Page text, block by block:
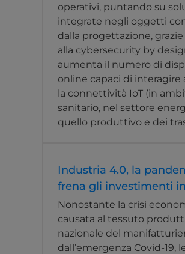
operativi, puntando su
integrate negli oggetti
dalla progettazione, grazie
alla cybersecurity by
aumenta il numero di
online capaci di interagire
la connettività IoT (in
sanitario, nel settore
quello produttivo e dei
Industria 4.0, la
frena gli investimenti
Nonostante la crisi
causata al tessuto
nazionale del
dall’emergenza Covid-19,